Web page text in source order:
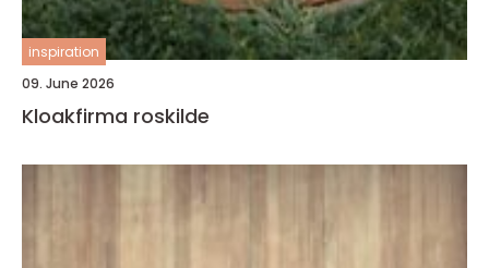
inspiration
09. June 2026
Kloakfirma roskilde